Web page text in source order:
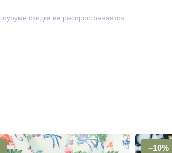
скидка не распространяется.
−10%